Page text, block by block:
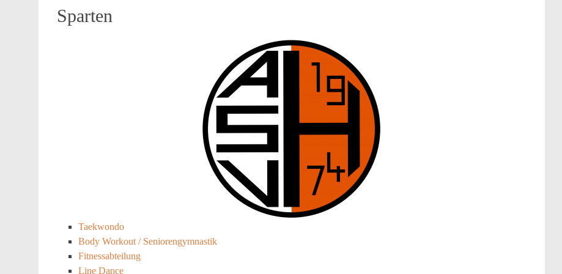
Sparten
Taekwondo
Body Workout / Seniorengymnastik
Fitnessabteilung
Line Dance